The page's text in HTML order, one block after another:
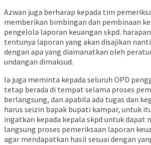
Azwan juga berharap kepada tim
memberikan bimbingan dan pembinaan
pengelola laporan keuangan skpd.
tentunya laporan yang akan disajikan
dengan apa yang diamanatkan oleh
undangan dimaksud.
Ia juga meminta kepada seluruh OPD
tetap berada di tempat selama proses
berlangsung, dan apabila ada tugas dan
harus seizin bapak bupati kampar, untuk
ingatkan kepada kepala skpd untuk dapat
langsung proses pemeriksaan laporan
agar mendapatkan hasil sesuai dengan